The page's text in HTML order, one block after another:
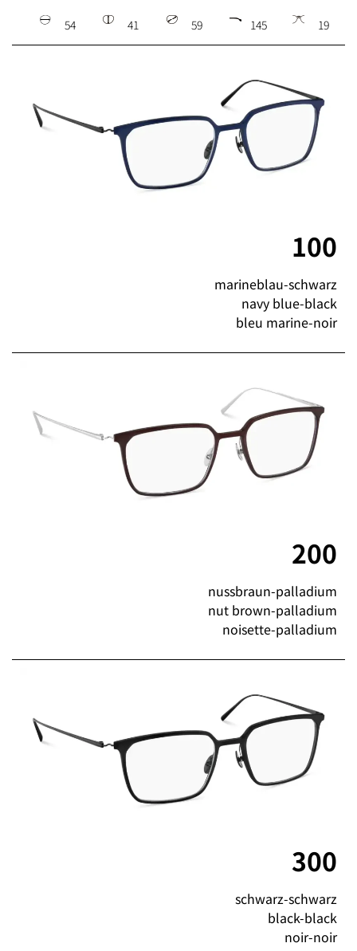
54 41 59 145 19
100
marineblau-schwarz
navy blue-black
bleu marine-noir
200
nussbraun-palladium
nut brown-palladium
noisette-palladium
300
schwarz-schwarz
black-black
noir-noir